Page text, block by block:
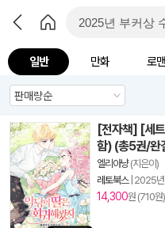
일반 만화 로
[전자책] [세
함) (총5권/완
엘리아냥(지은이)
레토북스| 2025
14,300원 (710원)